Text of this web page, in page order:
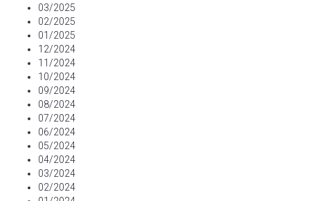
03/2025
02/2025
01/2025
12/2024
11/2024
10/2024
09/2024
08/2024
07/2024
06/2024
05/2024
04/2024
03/2024
02/2024